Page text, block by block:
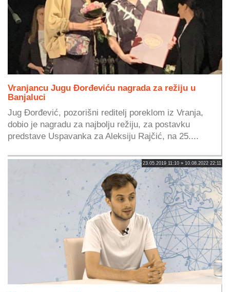
Vranjancu Jugu Đorđeviću nagrada za režiju u
Banjaluci
Jug Đorđević, pozorišni reditelj poreklom iz Vranja,
dobio je nagradu za najbolju režiju, za postavku
predstave Uspavanka za Aleksiju Rajčić, na 25....
23.05.2019 11:10 » 10.08.2022 22:11